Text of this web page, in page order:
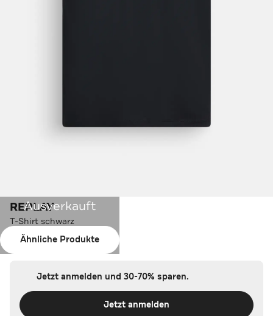
Ausverkauft
Ähnliche Produkte
REPLAY
T-Shirt schwarz
Farbe:schwarz
Jetzt anmelden und 30-70% sparen.
Jetzt anmelden